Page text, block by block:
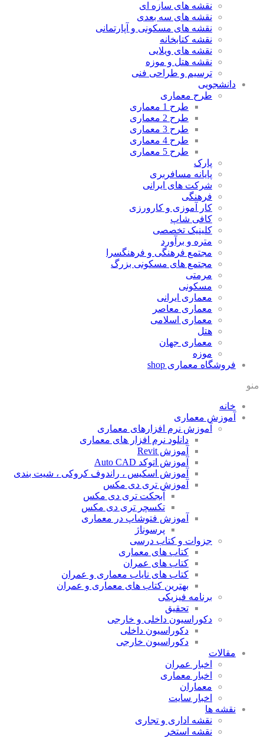
نقشه های سازه ای
نقشه های سه بعدی
نقشه های مسکونی و آپارتمانی
نقشه کتابخانه
نقشه های ویلایی
نقشه هتل و موزه
ترسیم و طراحی فنی
دانشجویی
طرح معماری
طرح 1 معماری
طرح 2 معماری
طرح 3 معماری
طرح 4 معماری
طرح 5 معماری
پارک
پایانه مسافربری
شرکت های ایرانی
فرهنگی
کار آموزی و کارورزی
کافی شاپ
کلینیک تخصصی
متره و برآورد
مجتمع فرهنگی و فرهنگسرا
مجتمع های مسکونی بزرگ
مرمتی
مسکونی
معماری ایرانی
معماری معاصر
معماری اسلامی
هتل
معماری جهان
موزه
فروشگاه معماری shop
منو
خانه
آموزش معماری
آموزش نرم افزارهای معماری
دانلود نرم افزار های معماری
آموزش Revit
آموزش اتوکد Auto CAD
آموزش اسکیس ، راندوف کروکی ، شیت بندی
آموزش تری دی مکس
آبجکت تری دی مکس
تکسچر تری دی مکس
آموزش فتوشاپ در معماری
پرسوناژ
جزوات و کتاب درسی
کتاب های معماری
کتاب های عمران
کتاب های نایاب معماری و عمران
بهترین کتاب های معماری و عمران
برنامه فیزیکی
تحقیق
دکوراسیون داخلی و خارجی
دکوراسیون داخلی
دکوراسیون خارجی
مقالات
اخبار عمران
اخبار معماری
معماران
اخبار سایت
نقشه ها
نقشه اداری و تجاری
نقشه استخر